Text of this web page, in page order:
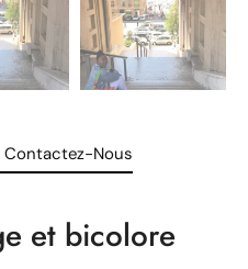
Contactez-Nous
et bicolore